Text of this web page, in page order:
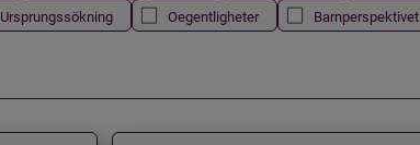
Ursprungssökning Oegentligheter Barnperspektivet